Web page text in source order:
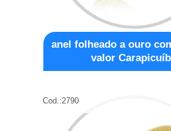
anel folheado a ouro
valor
Cod.:2790